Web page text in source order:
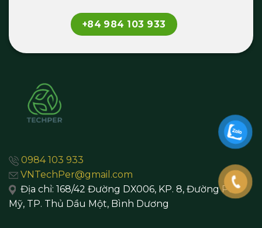
+84 984 103 933
0984 103 933
VNTechPer@gmail.com
Địa chỉ: 168/42 Đường DX006, KP. 8, Đường Phú
Mỹ, TP. Thủ Dầu Một, Bình Dương